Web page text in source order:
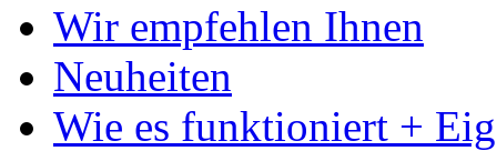
Wir empfehlen Ihnen
Neuheiten
Wie es funktioniert +